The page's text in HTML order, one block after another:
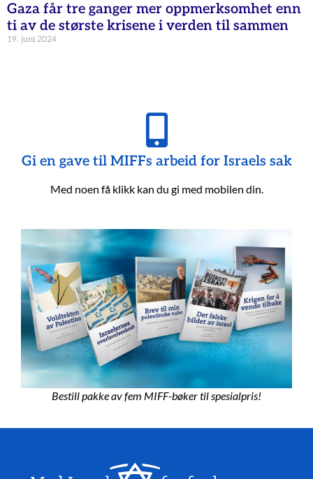
Gaza får tre ganger mer oppmerksomhet enn
ti av de største krisene i verden til sammen
19. juni 2024
Gi en gave til MIFFs arbeid for Israels sak
Med noen få klikk kan du gi med mobilen din.
Bestill pakke av fem MIFF-bøker til spesialpris!